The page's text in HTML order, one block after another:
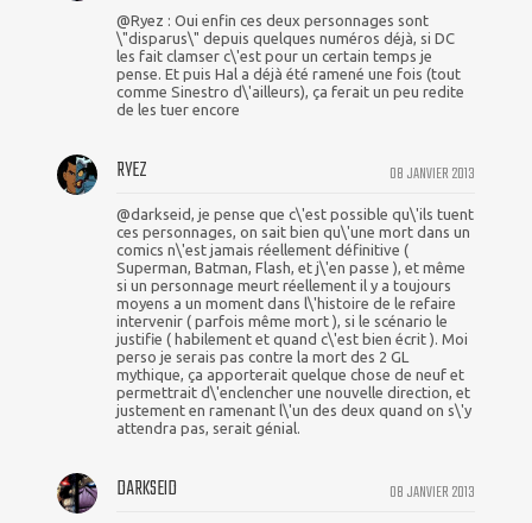
@Ryez : Oui enfin ces deux personnages sont
\"disparus\" depuis quelques numéros déjà, si DC
les fait clamser c\'est pour un certain temps je
pense. Et puis Hal a déjà été ramené une fois (tout
comme Sinestro d\'ailleurs), ça ferait un peu redite
de les tuer encore
08 JANVIER 2013
RYEZ
@darkseid, je pense que c\'est possible qu\'ils tuent
ces personnages, on sait bien qu\'une mort dans un
comics n\'est jamais réellement définitive (
Superman, Batman, Flash, et j\'en passe ), et même
si un personnage meurt réellement il y a toujours
moyens a un moment dans l\'histoire de le refaire
intervenir ( parfois même mort ), si le scénario le
justifie ( habilement et quand c\'est bien écrit ). Moi
perso je serais pas contre la mort des 2 GL
mythique, ça apporterait quelque chose de neuf et
permettrait d\'enclencher une nouvelle direction, et
justement en ramenant l\'un des deux quand on s\'y
attendra pas, serait génial.
08 JANVIER 2013
DARKSEID